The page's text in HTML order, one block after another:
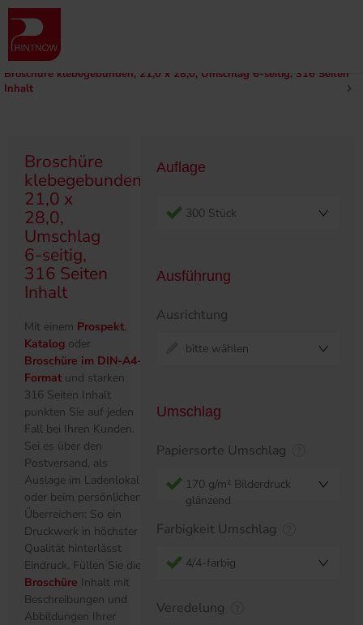
" >
Produktübersicht
210 x 280
Broschüre klebegebunden, 21,0 x 28,0, Umschlag 6-seitig, 316 Seiten
Inhalt
Broschüre
klebegebunden,
21,0 x
28,0,
Umschlag
6-seitig,
316 Seiten
Inhalt
Mit einem Prospekt,
Katalog oder
Broschüre im DIN-A4-
Format und starken
316 Seiten Inhalt
punkten Sie auf jeden
Fall bei Ihren Kunden.
Sei es über den
Postversand, als
Auslage im Ladenlokal
oder beim persönlichen
Überreichen: So ein
Druckwerk in höchster
Qualität hinterlässt
Eindruck. Füllen Sie die
Broschüre Inhalt mit
Beschreibungen und
Abbildungen Ihrer
Auflage
300 Stück
Ausführung
Ausrichtung
bitte wählen
Umschlag
Papiersorte Umschlag
170 g/m² Bilderdruck
glänzend
Farbigkeit Umschlag
4/4-farbig
Veredelung